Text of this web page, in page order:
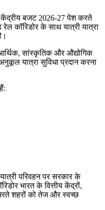
केंद्रीय बजट 2026-27 पेश करते
कॉरिडोर के साथ यात्री यात्रा
सांस्कृतिक और औद्योगिक
यात्रा सुविधा प्रदान करना
परिवहन पर सरकार के
भारत के वित्तीय केंद्रों,
शहरों को तेज और स्वच्छ